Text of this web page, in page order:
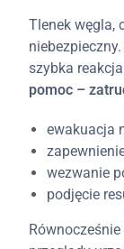
Tlenek węgla,
szybka
pomoc –
ewakuacja
wezwanie
podjęcie